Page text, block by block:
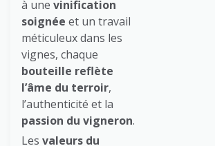
à une vinification
soignée et un travail
méticuleux dans les
vignes, chaque
bouteille reflète
l’âme du terroir,
l’authenticité et la
passion du vigneron.
Les valeurs du